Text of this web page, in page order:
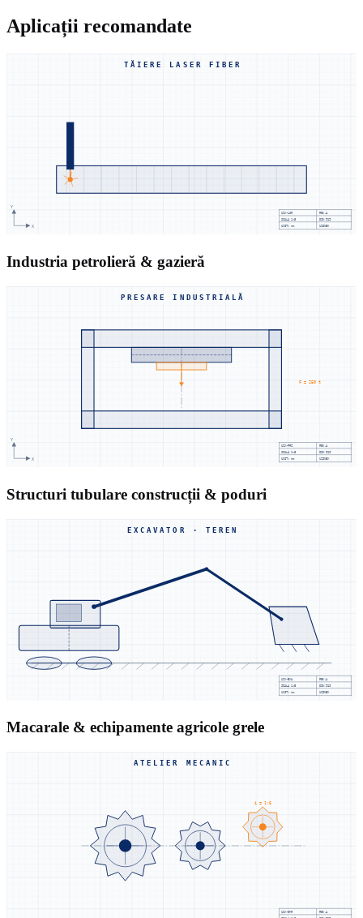
Aplicații recomandate
TĂIERE LASER FIBER
X
Y
UZX-LSR REV.A
SCALA1:5
DIN 919
UNIT: mm
UZINEX
Industria petrolieră & gazieră
PRESARE INDUSTRIALĂ
F = 250 t
X
Y
UZX-PRS REV.A
SCALA1:5
DIN 919
UNIT: mm
UZINEX
Structuri tubulare construcții & poduri
EXCAVATOR · TEREN
UZX-EXA REV.A
SCALA1:5
DIN 919
UNIT: mm
UZINEX
Macarale & echipamente agricole grele
ATELIER MECANIC
i = 1:6
UZX-GMR REV.A